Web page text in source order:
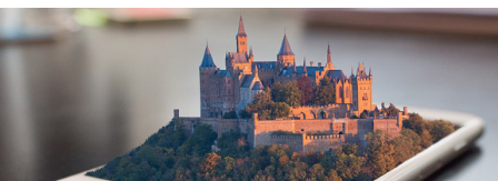
front
de
la
propagande